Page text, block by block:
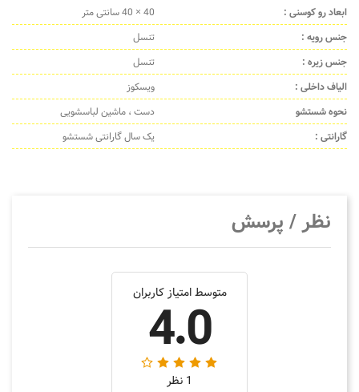
ابعاد رو کوسنی :
40 × 40 سانتی متر
جنس رویه :
تنسل
جنس زیره :
تنسل
الیاف داخلی :
ویسکوز
نحوه شستشو
دست ، ماشین لباسشویی
گارانتی :
یک سال گارانتی شستشو
نظر / پرسش
متوسط امتیاز کاربران
4.0
1 نظر